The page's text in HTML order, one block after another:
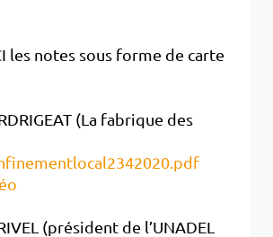
les notes sous forme de carte
(La fabrique des
(président de l’UNADEL